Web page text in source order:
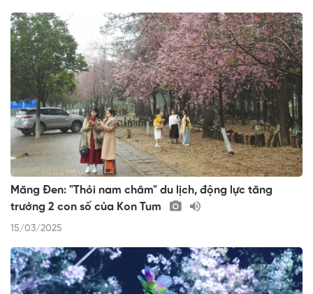
Măng Đen: "Thỏi nam châm" du lịch, động lực tăng
trưởng 2 con số của Kon Tum
15/03/2025